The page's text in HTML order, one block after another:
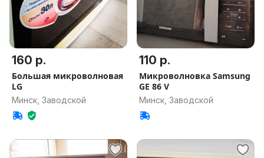
160 р.
Большая микроволновая
LG
Минск, Заводской
110 р.
Микроволновка Samsung
GE 86 V
Минск, Заводской